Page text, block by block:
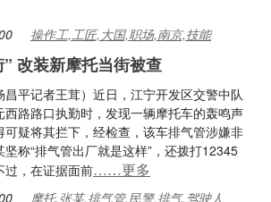
操作工,工匠,大国,职场,南京,技能
改装新摩托当街被查
平记者王茸）近日，江宁开发区交警中队
西路路口执勤时，发现一辆摩托车的轰鸣声
疑将其拦下，经检查，该车排气管涉嫌非
称“排气管出厂就是这样”，还拨打12345
过，在证据面前……更多
摩托,张某,排气管,民警,排气,驾驶人